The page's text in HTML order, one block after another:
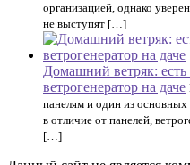
организацией, однако
не выступят […]
Домашний ветряк:
ветрогенератор на даче
панелям и один из основных
в отличие от панелей,
[…]